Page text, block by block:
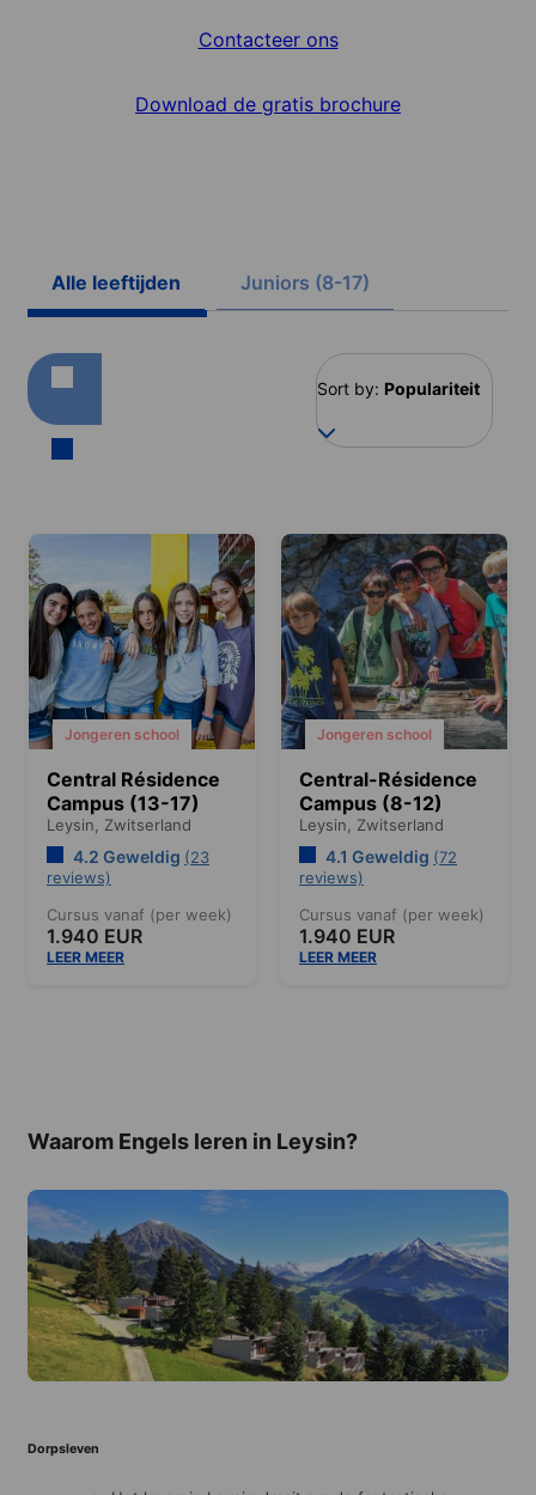
Contacteer ons
Download de gratis brochure
Alle leeftijden Juniors (8-17)
Sort by: Populariteit
Jongeren school
Central Résidence
Campus (13-17)
Leysin, Zwitserland
4.2 Geweldig (23
reviews)
Cursus vanaf (per week)
1.940 EUR
LEER MEER
Jongeren school
Central-Résidence
Campus (8-12)
Leysin, Zwitserland
4.1 Geweldig (72
reviews)
Cursus vanaf (per week)
1.940 EUR
LEER MEER
Waarom Engels leren in Leysin?
Dorpsleven